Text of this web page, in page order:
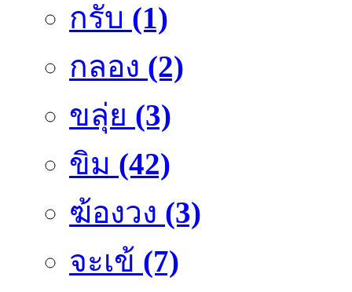
กรับ (1)
กลอง (2)
ขลุ่ย (3)
ขิม (42)
ฆ้องวง (3)
จะเข้ (7)